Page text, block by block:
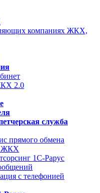
компаниях ЖКХ,
2.0
служба
прямого обмена
ЖКХ
1С-Рарус
с телефонией